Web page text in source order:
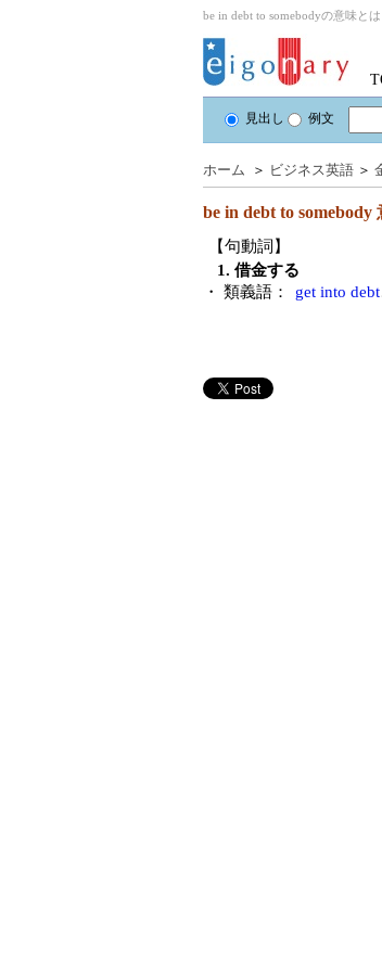
be in debt to somebodyの意味とは
見出し 例文
ホーム ＞ ビジネス英語 ＞
be in debt to somebody
【句動詞】
1. 借金する
・ 類義語：
get into debt